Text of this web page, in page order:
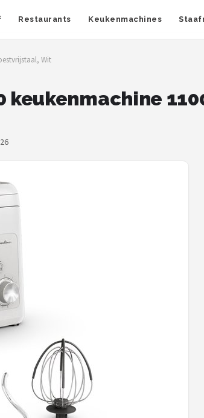
Restaurants Keukenmachines
Wit
keukenmachine